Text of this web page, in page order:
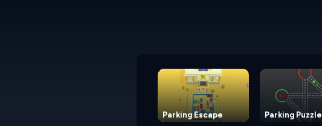
Parking Escape Parking Puzzle